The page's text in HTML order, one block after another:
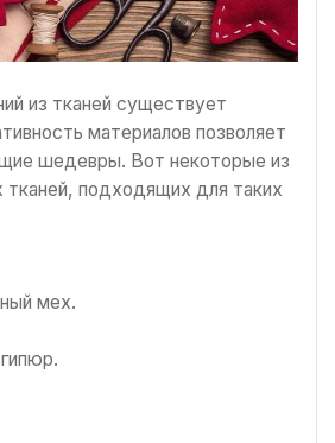
из тканей существует
материалов позволяет
шедевры. Вот некоторые из
тканей, подходящих для таких
мех.